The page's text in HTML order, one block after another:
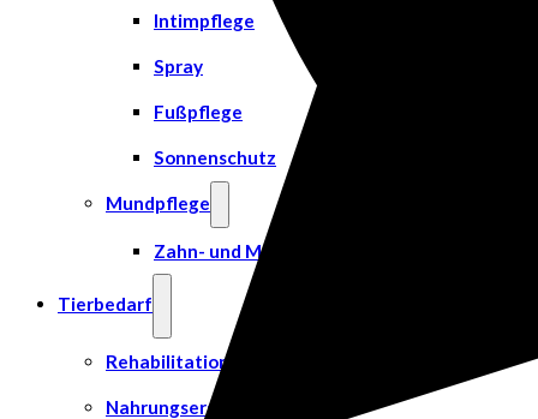
Intimpflege
Spray
Fußpflege
Sonnenschutz
Mundpflege
Zahn- und Mundpflege
Tierbedarf
Rehabilitation & Orthopädie
Nahrungsergänzungsmittel